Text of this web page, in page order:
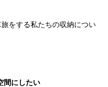
をする私たちの収納につい
間にしたい